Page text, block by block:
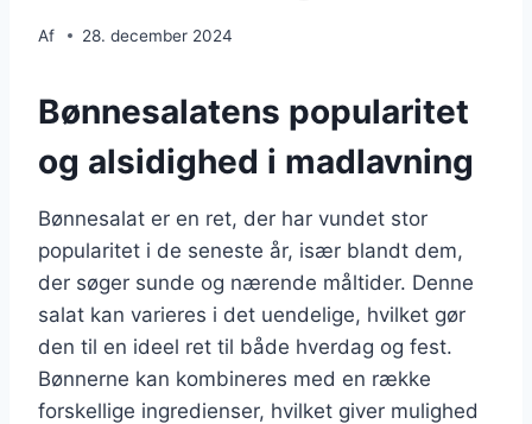
Af 28. december 2024
Bønnesalatens popularitet
og alsidighed i madlavning
Bønnesalat er en ret, der har vundet stor
popularitet i de seneste år, især blandt dem,
der søger sunde og nærende måltider. Denne
salat kan varieres i det uendelige, hvilket gør
den til en ideel ret til både hverdag og fest.
Bønnerne kan kombineres med en række
forskellige ingredienser, hvilket giver mulighed